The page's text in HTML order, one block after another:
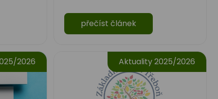
přečíst článek
2026 Aktuality 2025/2026